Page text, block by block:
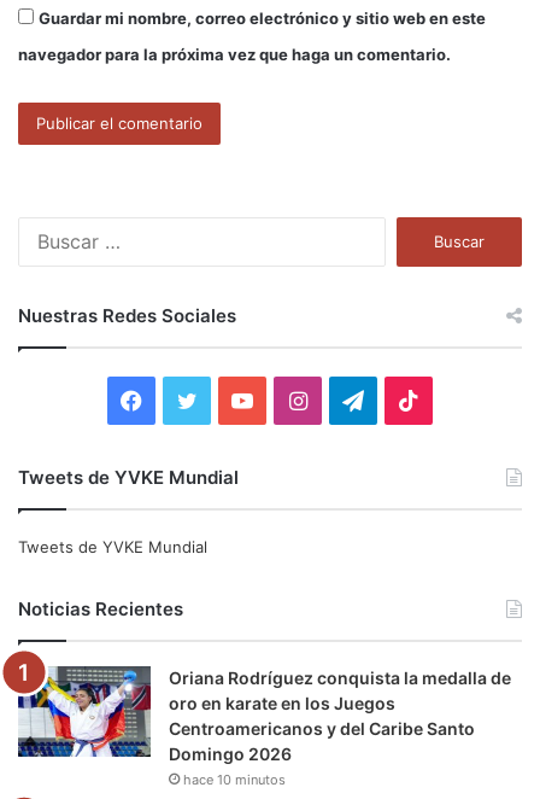
Guardar mi nombre, correo electrónico y sitio web en este
navegador para la próxima vez que haga un comentario.
:
Nuestras Redes Sociales
e
o
o
k
t
e
r
b
e
I
g
r
a
r
a
m
k
Tweets de YVKE Mundial
Tweets de YVKE Mundial
Noticias Recientes
Oriana Rodríguez conquista la medalla de
oro en karate en los Juegos
Centroamericanos y del Caribe Santo
Domingo 2026
hace 10 minutos